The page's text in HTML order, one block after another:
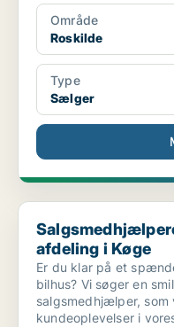
Område
Roskilde
Type
Sælger
Salgsmedhjælpere til
afdeling i Køge
Er du klar på et
bilhus? Vi søger en
salgsmedhjælper,
kundeoplevelser i